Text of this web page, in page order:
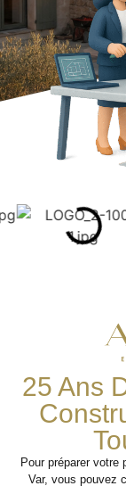
25 Ans
Pour préparer votre
Var, vous pouvez